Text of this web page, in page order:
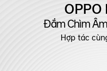
Đắm Chìm
Hợp tác